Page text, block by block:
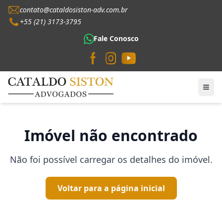
contato@cataldosiston-adv.com.br
+55 (21) 3173-3795
Fale Conosco
Imóvel não encontrado
Não foi possível carregar os detalhes do imóvel.
Voltar para a página inicial